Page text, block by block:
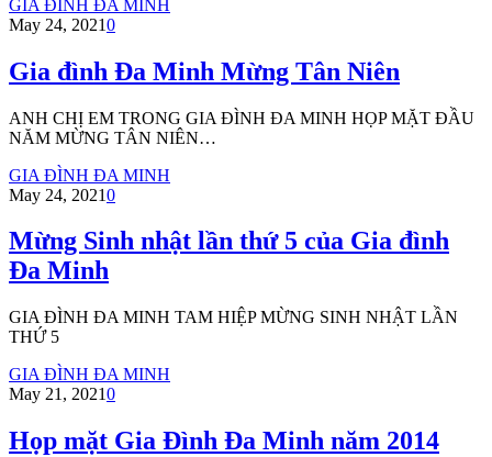
GIA ĐÌNH ĐA MINH
May 24, 20210
Gia đình Đa Minh Mừng Tân Niên
ANH CHỊ EM TRONG GIA ĐÌNH ĐA MINH HỌP MẶT ĐẦU
NĂM MỪNG TÂN NIÊN…
GIA ĐÌNH ĐA MINH
May 24, 20210
Mừng Sinh nhật lần thứ 5 của Gia đình
Đa Minh
GIA ĐÌNH ĐA MINH TAM HIỆP MỪNG SINH NHẬT LẦN
THỨ 5
GIA ĐÌNH ĐA MINH
May 21, 20210
Họp mặt Gia Đình Đa Minh năm 2014